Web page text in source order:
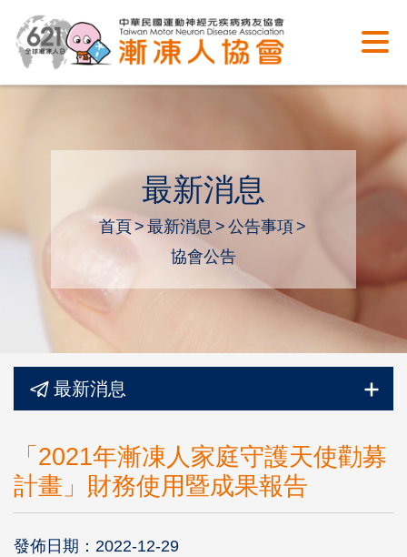
最新消息
首頁 最新消息
公告事項
協會公告
最新消息
「2021年漸凍人家庭守護天使勸募
計畫」財務使用暨成果報告
發佈日期：2022-12-29